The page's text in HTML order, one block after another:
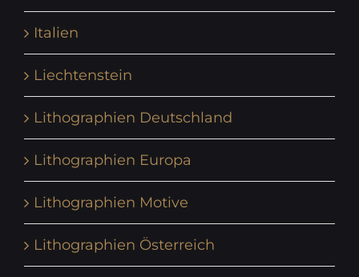
Italien
Liechtenstein
Lithographien Deutschland
Lithographien Europa
Lithographien Motive
Lithographien Österreich